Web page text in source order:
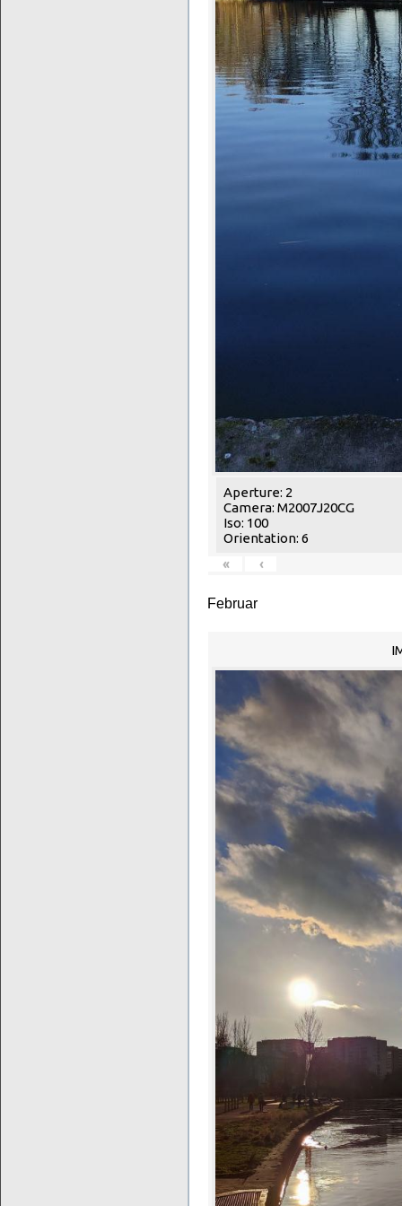
Aperture: 2
Camera: M2007J20CG
Iso: 100
Orientation: 6
«
‹
Februar